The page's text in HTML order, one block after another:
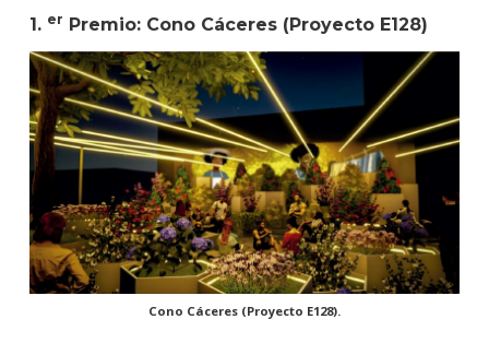
1. er Premio: Cono Cáceres (Proyecto E128)
Cono Cáceres (Proyecto E128).